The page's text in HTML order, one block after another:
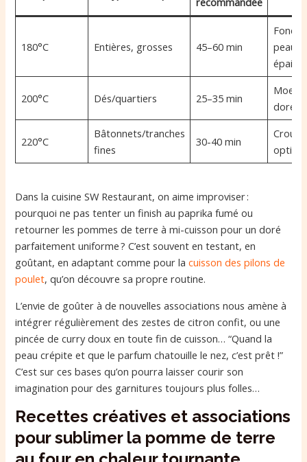
180°C Entières, grosses 45–60 min
peau
épaisse
200°C Dés/quartiers 25–35 min
doré
220°C
Bâtonnets/tranches
fines
30-40 min
Dans la cuisine SW Restaurant, on aime improviser :
pourquoi ne pas tenter un finish au paprika fumé ou
retourner les pommes de terre à mi-cuisson pour un doré
parfaitement uniforme ? C’est souvent en testant, en
goûtant, en adaptant comme pour lacuisson des pilons de
poulet, qu’on découvre sa propre routine.
L’envie de goûter à de nouvelles associations nous amène à
intégrer régulièrement des zestes de citron confit, ou une
pincée de curry doux en toute fin de cuisson… “Quand la
peau crépite et que le parfum chatouille le nez, c’est prêt !”
C’est sur ces bases qu’on pourra laisser courir son
imagination pour des garnitures toujours plus folles…
Recettes créatives et associations
pour sublimer la pomme de terre